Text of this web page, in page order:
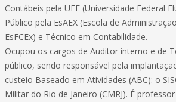
Contábeis pela UFF (Universidade Federal
Público pela EsAEX (Escola de
EsFCEx) e Técnico em Contabilidade.
Ocupou os cargos de Auditor interno e de
público, sendo responsável pela
custeio Baseado em Atividades (ABC): o
Militar do Rio de Janeiro (CMRJ). É